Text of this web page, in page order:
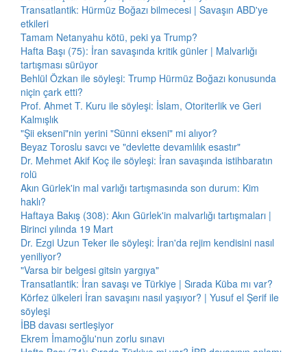
Transatlantik: Hürmüz Boğazı bilmecesi | Savaşın ABD'ye
etkileri
Tamam Netanyahu kötü, peki ya Trump?
Hafta Başı (75): İran savaşında kritik günler | Malvarlığı
tartışması sürüyor
Behlül Özkan ile söyleşi: Trump Hürmüz Boğazı konusunda
niçin çark etti?
Prof. Ahmet T. Kuru ile söyleşi: İslam, Otoriterlik ve Geri
Kalmışlık
"Şii ekseni"nin yerini "Sünni ekseni" mi alıyor?
Beyaz Toroslu savcı ve "devlette devamlılık esastır"
Dr. Mehmet Akif Koç ile söyleşi: İran savaşında istihbaratın
rolü
Akın Gürlek'in mal varlığı tartışmasında son durum: Kim
haklı?
Haftaya Bakış (308): Akın Gürlek'in malvarlığı tartışmaları |
Birinci yılında 19 Mart
Dr. Ezgi Uzun Teker ile söyleşi: İran'da rejim kendisini nasıl
yeniliyor?
"Varsa bir belgesi gitsin yargıya"
Transatlantik: İran savaşı ve Türkiye | Sırada Küba mı var?
Körfez ülkeleri İran savaşını nasıl yaşıyor? | Yusuf el Şerif ile
söyleşi
İBB davası sertleşiyor
Ekrem İmamoğlu'nun zorlu sınavı